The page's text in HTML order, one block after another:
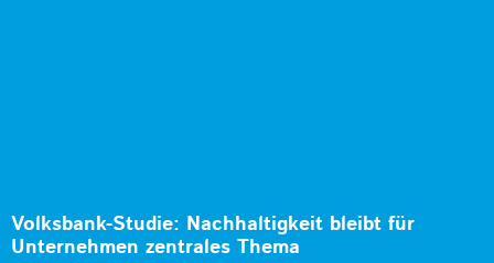
Volksbank-Studie: Nachhaltigkeit bleibt für
Unternehmen zentrales Thema